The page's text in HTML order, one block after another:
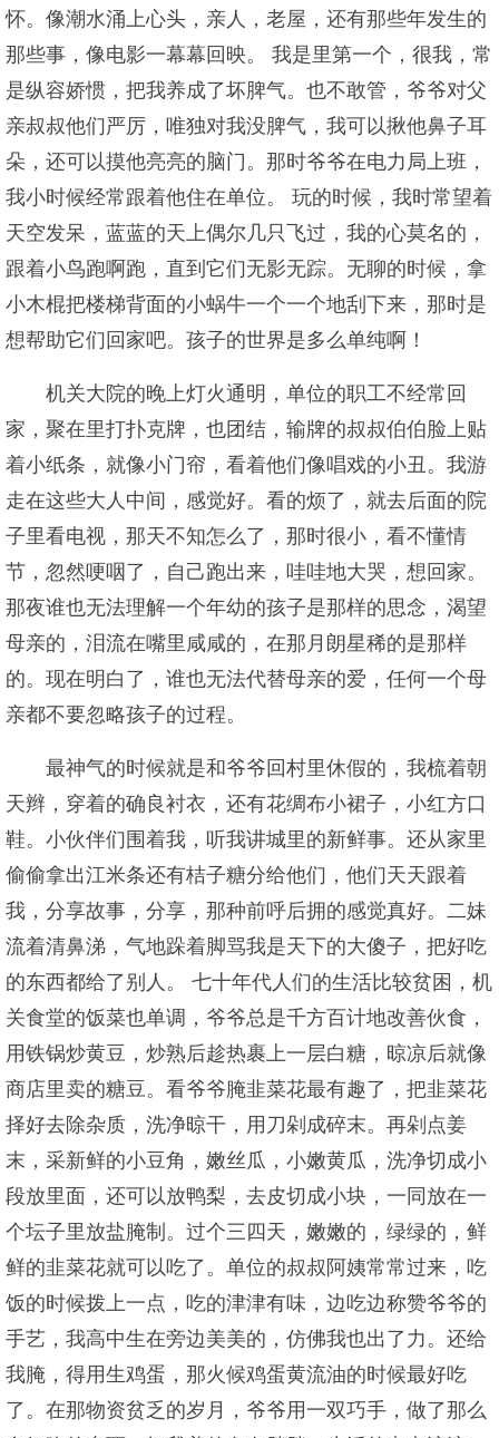
怀。像潮水涌上心头，亲人，老屋，还有那些年发生的
那些事，像电影一幕幕回映。 我是里第一个，很我，常
是纵容娇惯，把我养成了坏脾气。也不敢管，爷爷对父
亲叔叔他们严厉，唯独对我没脾气，我可以揪他鼻子耳
朵，还可以摸他亮亮的脑门。那时爷爷在电力局上班，
我小时候经常跟着他住在单位。 玩的时候，我时常望着
天空发呆，蓝蓝的天上偶尔几只飞过，我的心莫名的，
跟着小鸟跑啊跑，直到它们无影无踪。无聊的时候，拿
小木棍把楼梯背面的小蜗牛一个一个地刮下来，那时是
想帮助它们回家吧。孩子的世界是多么单纯啊！
机关大院的晚上灯火通明，单位的职工不经常回
家，聚在里打扑克牌，也团结，输牌的叔叔伯伯脸上贴
着小纸条，就像小门帘，看着他们像唱戏的小丑。我游
走在这些大人中间，感觉好。看的烦了，就去后面的院
子里看电视，那天不知怎么了，那时很小，看不懂情
节，忽然哽咽了，自己跑出来，哇哇地大哭，想回家。
那夜谁也无法理解一个年幼的孩子是那样的思念，渴望
母亲的，泪流在嘴里咸咸的，在那月朗星稀的是那样
的。现在明白了，谁也无法代替母亲的爱，任何一个母
亲都不要忽略孩子的过程。
最神气的时候就是和爷爷回村里休假的，我梳着朝
天辫，穿着的确良衬衣，还有花绸布小裙子，小红方口
鞋。小伙伴们围着我，听我讲城里的新鲜事。还从家里
偷偷拿出江米条还有桔子糖分给他们，他们天天跟着
我，分享故事，分享，那种前呼后拥的感觉真好。二妹
流着清鼻涕，气地跺着脚骂我是天下的大傻子，把好吃
的东西都给了别人。 七十年代人们的生活比较贫困，机
关食堂的饭菜也单调，爷爷总是千方百计地改善伙食，
用铁锅炒黄豆，炒熟后趁热裹上一层白糖，晾凉后就像
商店里卖的糖豆。看爷爷腌韭菜花最有趣了，把韭菜花
择好去除杂质，洗净晾干，用刀剁成碎末。再剁点姜
末，采新鲜的小豆角，嫩丝瓜，小嫩黄瓜，洗净切成小
段放里面，还可以放鸭梨，去皮切成小块，一同放在一
个坛子里放盐腌制。过个三四天，嫩嫩的，绿绿的，鲜
鲜的韭菜花就可以吃了。单位的叔叔阿姨常常过来，吃
饭的时候拨上一点，吃的津津有味，边吃边称赞爷爷的
手艺，我高中生在旁边美美的，仿佛我也出了力。还给
我腌，得用生鸡蛋，那火候鸡蛋黄流油的时候最好吃
了。在那物资贫乏的岁月，爷爷用一双巧手，做了那么